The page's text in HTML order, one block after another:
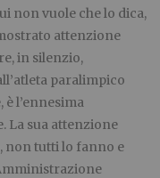
non vuole che lo dica,
attenzione
in silenzio,
paralimpico
l’ennesima
La sua attenzione
non tutti lo fanno e